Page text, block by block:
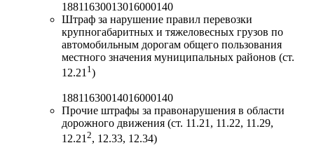
18811630013016000140
Штраф за нарушение правил перевозки
крупногабаритных и тяжеловесных грузов по
автомобильным дорогам общего пользования
местного значения муниципальных районов (ст.
12.21 1)
18811630014016000140
Прочие штрафы за правонарушения в области
дорожного движения (ст. 11.21, 11.22, 11.29,
12.212, 12.33, 12.34)